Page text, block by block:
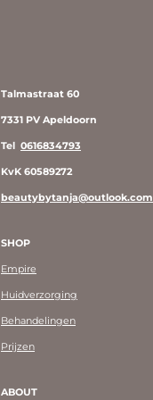
Talmastraat 60
7331 PV Apeldoorn
Tel 0616834793
KvK 60589272
beautybytanja@outlook.com
SHOP
Empire
Huidverzorging
Behandelingen
Prijzen
ABOUT